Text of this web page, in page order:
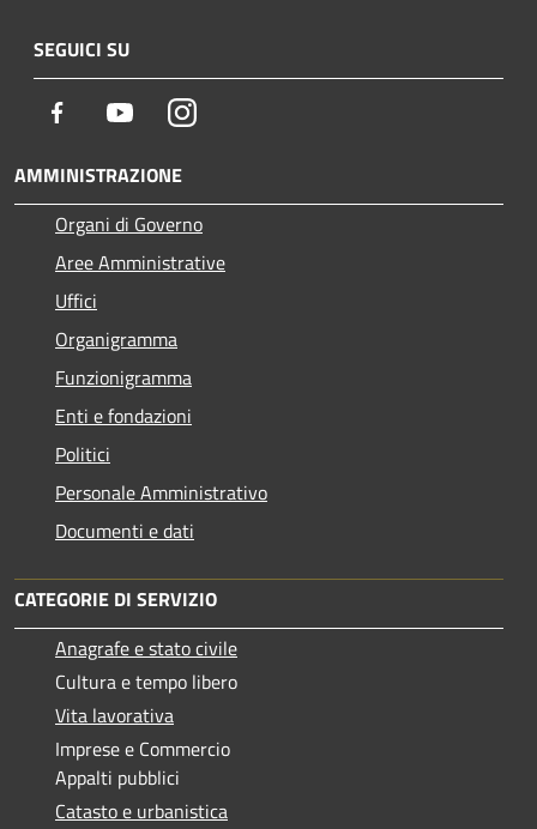
SEGUICI SU
Facebook YoutubeInstagram
AMMINISTRAZIONE
Organi di Governo
Aree Amministrative
Uffici
Organigramma
Funzionigramma
Enti e fondazioni
Politici
Personale Amministrativo
Documenti e dati
CATEGORIE DI SERVIZIO
Anagrafe e stato civile
Cultura e tempo libero
Vita lavorativa
Imprese e Commercio
Appalti pubblici
Catasto e urbanistica